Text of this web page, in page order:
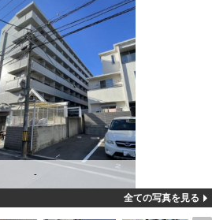
-
全ての写真を見る